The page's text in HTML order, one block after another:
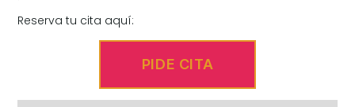
Reserva tu cita aquí:
PIDE CITA